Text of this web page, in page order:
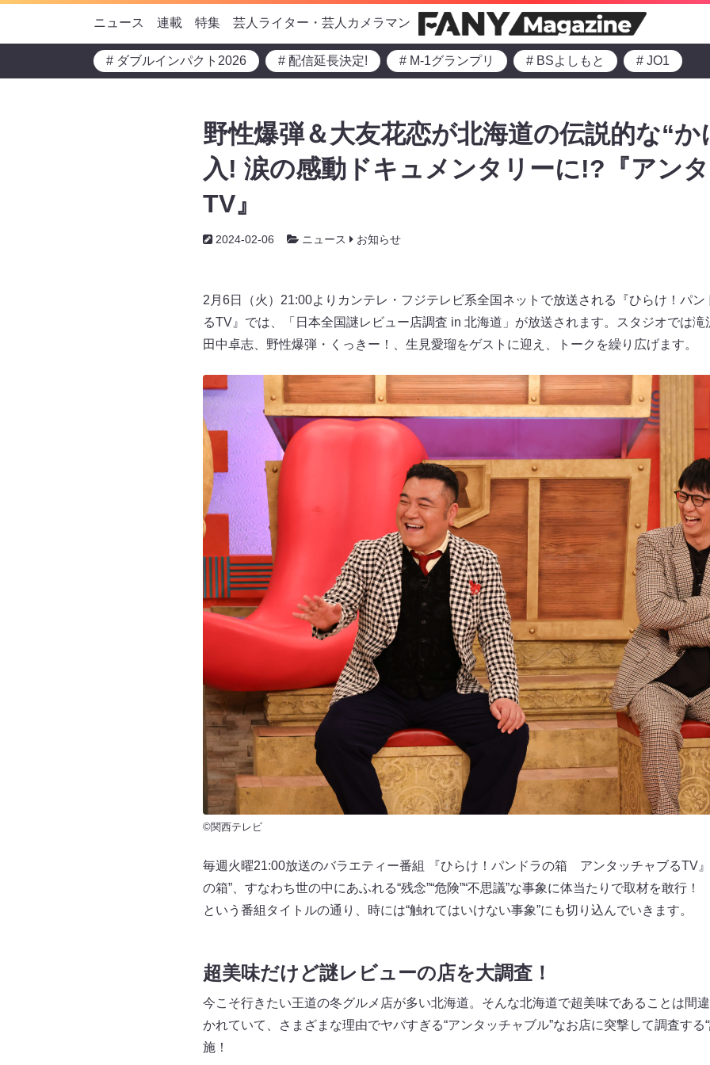
ニュース 連載 特集 芸人ライター・芸人カメラマン
# ダブルインパクト2026 # 配信延長決定! # M-1グランプリ # BSよしもと # JO1
野性爆弾＆大友花恋が北海道の伝説的な“か
入! 涙の感動ドキュメンタリーに!?『アン
TV』
2024-02-06 ニュース お知らせ
2月6日（火）21:00よりカンテレ・フジテレビ系全国ネットで放送される『ひらけ！パ
るTV』では、「日本全国謎レビュー店調査 in 北海道」が放送されます。スタジオでは
田中卓志、野性爆弾・くっきー！、生見愛瑠をゲストに迎え、トークを繰り広げます。
©関西テレビ
毎週火曜21:00放送のバラエティー番組 『ひらけ！パンドラの箱 アンタッチャブるTV
の箱”、すなわち世の中にあふれる“残念”“危険”“不思議”な事象に体当たりで取材を敢行
という番組タイトルの通り、時には“触れてはいけない事象”にも切り込んでいきます。
超美味だけど謎レビューの店を大調査！
今こそ行きたい王道の冬グルメ店が多い北海道。そんな北海道で超美味であることは間
かれていて、さまざまな理由でヤバすぎる“アンタッチャブル”なお店に突撃して調査する
施！